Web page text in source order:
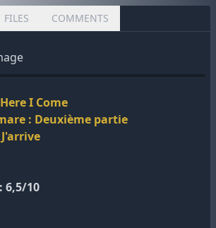
FILES COMMENTS
I Come
: Deuxième partie
6,5/10